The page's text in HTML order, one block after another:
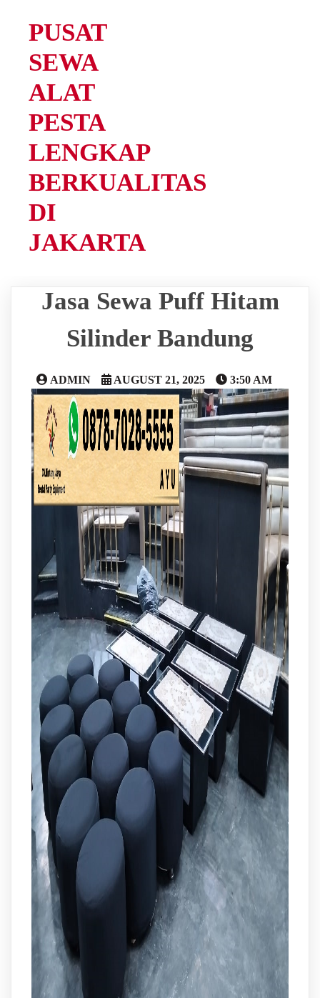
PUSAT
SEWA
ALAT
PESTA
LENGKAP
BERKUALITAS
DI
JAKARTA
Jasa Sewa Puff Hitam
Silinder Bandung
ADMIN AUGUST 21, 2025 3:50 AM